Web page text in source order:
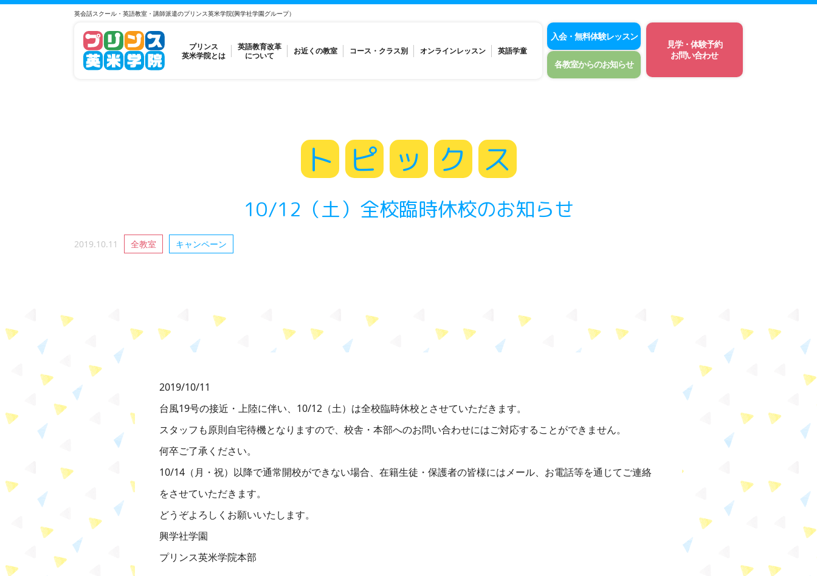
英会話スクール・英語教室・講師派遣のプリンス英米学院(興学社学園グループ）
プリンス
英米学院とは
英語教育改革
について
お近くの教室 コース・クラス別 オンラインレッスン 英語学童
入会・無料体験レッスン
各教室からのお知らせ
見学・体験予約
お問い合わせ
ト ピ ッ ク ス
10/12（土）全校臨時休校のお知らせ
2019.10.11 全教室 キャンペーン
2019/10/11
台風19号の接近・上陸に伴い、10/12（土）は全校臨時休校とさせていただきます。
スタッフも原則自宅待機となりますので、校舎・本部へのお問い合わせにはご対応することができません。
何卒ご了承ください。
10/14（月・祝）以降で通常開校ができない場合、在籍生徒・保護者の皆様にはメール、お電話等を通じてご連絡
をさせていただきます。
どうぞよろしくお願いいたします。
興学社学園
プリンス英米学院本部